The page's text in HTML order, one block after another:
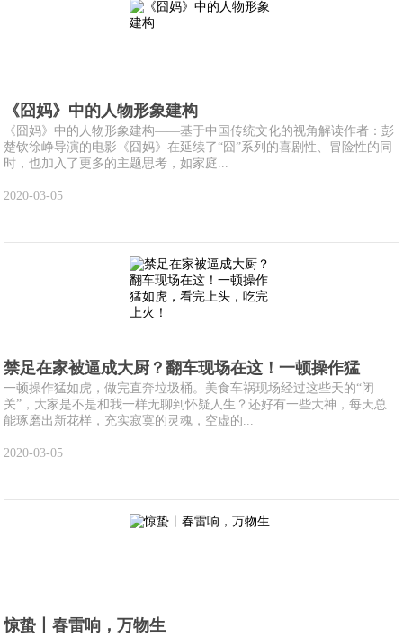
《囧妈》中的人物形象建构
《囧妈》中的人物形象建构——基于中国传统文化的视角解读作者：彭
楚钦徐峥导演的电影《囧妈》在延续了“囧”系列的喜剧性、冒险性的同
时，也加入了更多的主题思考，如家庭...
2020-03-05
禁足在家被逼成大厨？翻车现场在这！一顿操作猛
一顿操作猛如虎，做完直奔垃圾桶。美食车祸现场经过这些天的“闭
关”，大家是不是和我一样无聊到怀疑人生？还好有一些大神，每天总
能琢磨出新花样，充实寂寞的灵魂，空虚的...
2020-03-05
惊蛰丨春雷响，万物生